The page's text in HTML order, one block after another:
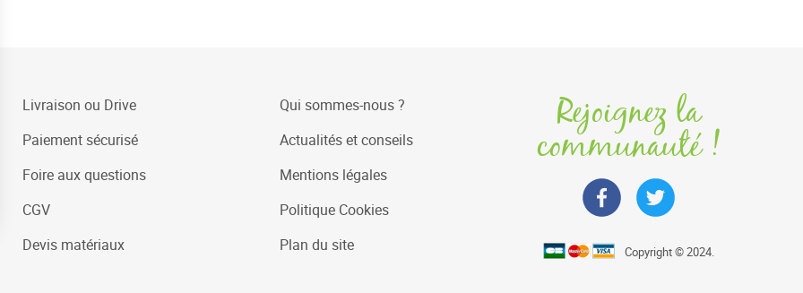
Livraison ou Drive
Paiement sécurisé
Foire aux questions
CGV
Devis matériaux
Qui sommes-nous ?
Actualités et conseils
Mentions légales
Politique Cookies
Plan du site
Rejoignez la
communauté !
Copyright © 2024.